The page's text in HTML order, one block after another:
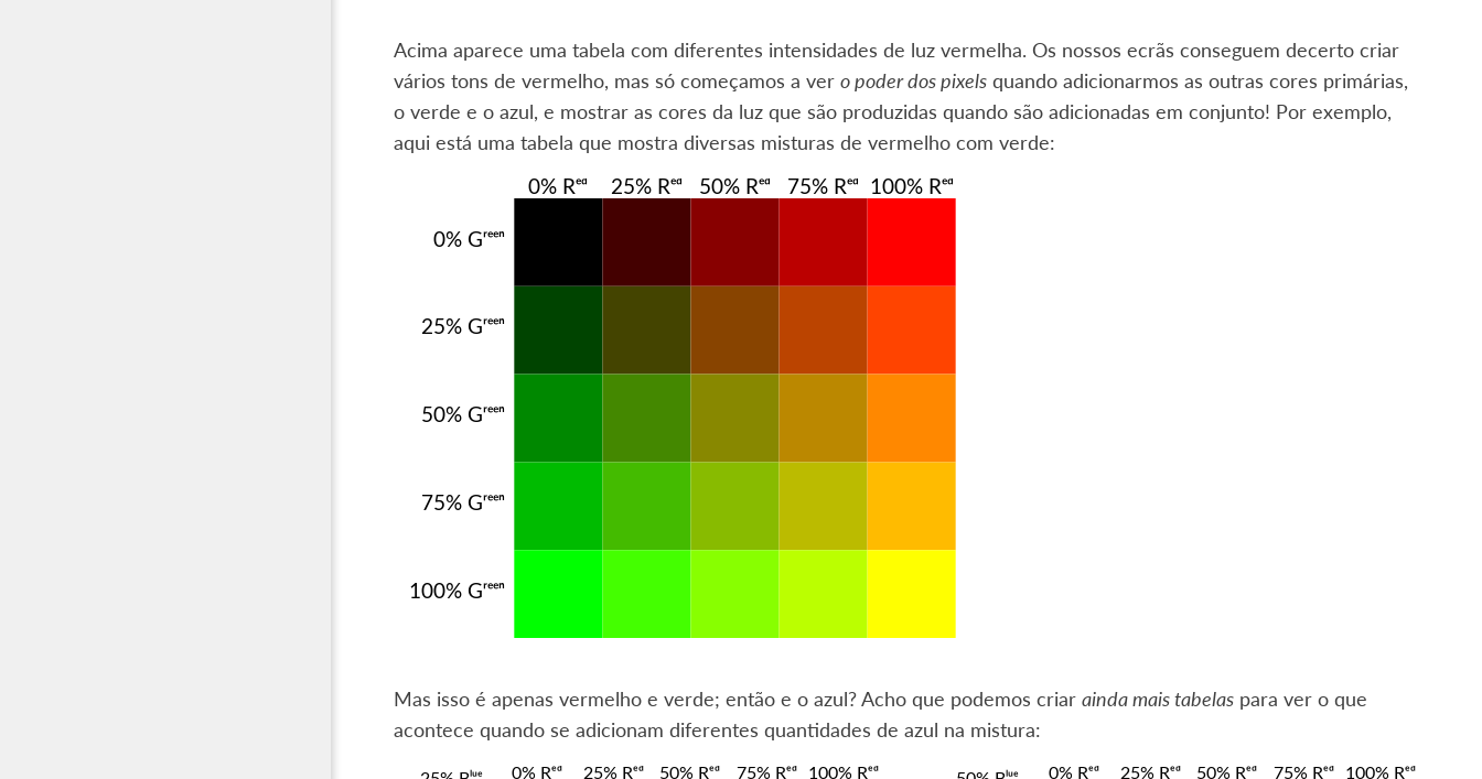
Acima aparece uma tabela com diferentes intensidades de luz vermelha. Os nossos ecrãs conseguem decerto criar
vários tons de vermelho, mas só começamos a ver o poder dos pixelsquando adicionarmos as outras cores primárias,
o verde e o azul, e mostrar as cores da luz que são produzidas quando são adicionadas em conjunto! Por exemplo,
aqui está uma tabela que mostra diversas misturas de vermelho com verde:
Mas isso é apenas vermelho e verde; então e o azul? Acho que podemos criar ainda mais tabelaspara ver o que
acontece quando se adicionam diferentes quantidades de azul na mistura: